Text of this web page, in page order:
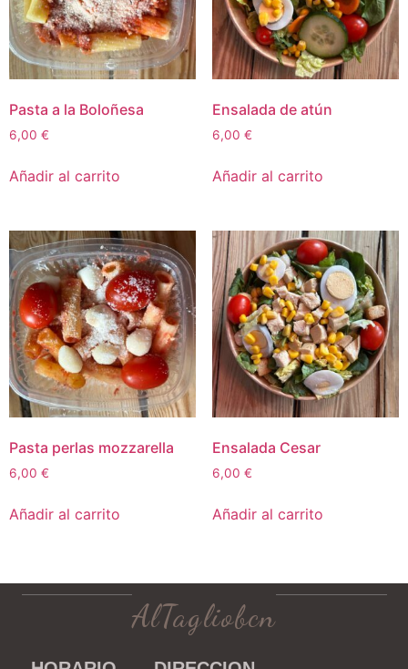
Pasta a la Boloñesa
6,00 €
Añadir al carrito
Ensalada de atún
6,00 €
Añadir al carrito
Pasta perlas mozzarella
6,00 €
Añadir al carrito
Ensalada Cesar
6,00 €
Añadir al carrito
AlTagliobcn